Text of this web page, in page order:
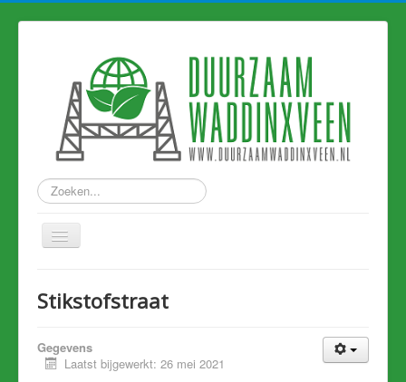
Zoeken...
Nieuws
Duurzame links
Stikstofstraat
Gegevens
Laatst bijgewerkt: 26 mei 2021